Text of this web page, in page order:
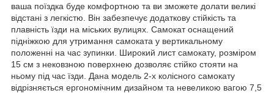
ваша поїздка буде комфортною та ви зможете долати великі
відстані з легкістю. Він забезпечує додаткову стійкість та
плавність їзди на міських вулицях. Самокат оснащений
підніжкою для утримання самоката у вертикальному
положенні на час зупинки. Широкий лист самокату, розміром
15 см з нековзною поверхнею дозволяє стійко стояти на
ньому під час їзди. Дана модель 2-х колісного самокату
відрізняється ергономічним дизайном та невеликою вагою 7,5